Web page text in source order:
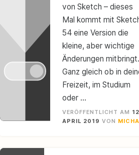
von Sketch – dieses
Mal kommt mit
54 eine Version die
kleine, aber wichtige
Änderungen mitbringt.
Ganz gleich ob in
Freizeit, im Studium
oder …
VERÖFFENTLICHT AM
APRIL 2019 VON MICHA